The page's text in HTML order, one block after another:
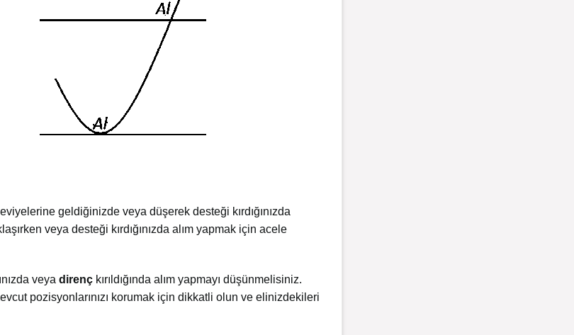
geldiğinizde veya düşerek desteği kırdığınızda
veya desteği kırdığınızda alım yapmak için acele
veya direnç kırıldığında alım yapmayı düşünmelisiniz.
pozisyonlarınızı korumak için dikkatli olun ve elinizdekileri